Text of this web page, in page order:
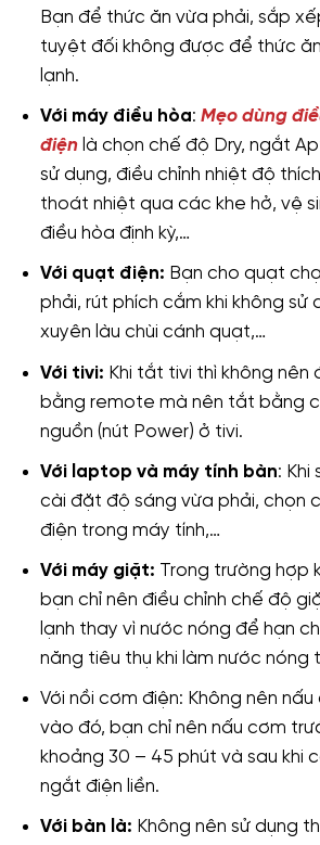
Bạn để thức ăn vừa phải, sắp
tuyệt đối không được để thức
lạnh.
Với máy điều hòa:Mẹo dùng
điện là chọn chế độ Dry, ngắt
sử dụng, điều chỉnh nhiệt độ
thoát nhiệt qua các khe hở, vệ
điều hòa định kỳ,…
Với quạt điện: Bạn cho quạt
phải, rút phích cắm khi không sử
xuyên làu chùi cánh quạt,…
Với tivi: Khi tắt tivi thì không nên
bằng remote mà nên tắt bằng
nguồn (nút Power) ở tivi.
Với laptop và máy tính bàn: Khi
cài đặt độ sáng vừa phải, chọn
điện trong máy tính,…
Với máy giặt: Trong trường hợp
bạn chỉ nên điều chỉnh chế độ
lạnh thay vì nước nóng để hạn
năng tiêu thụ khi làm nước nóng
Với nồi cơm điện: Không nên
vào đó, bạn chỉ nên nấu cơm
khoảng 30 – 45 phút và sau khi
ngắt điện liền.
Với bàn là: Không nên sử dụng